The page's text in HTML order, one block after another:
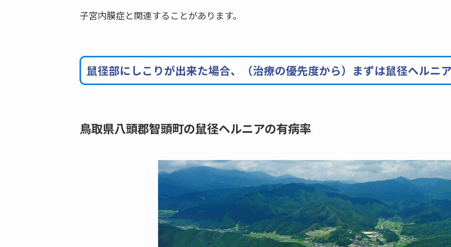
子宮内膜症と関連することがあります。
鼠径部にしこりが出来た場合、（治療の優先度から）まずは鼠径ヘルニ
鳥取県八頭郡智頭町の鼠径ヘルニアの有病率